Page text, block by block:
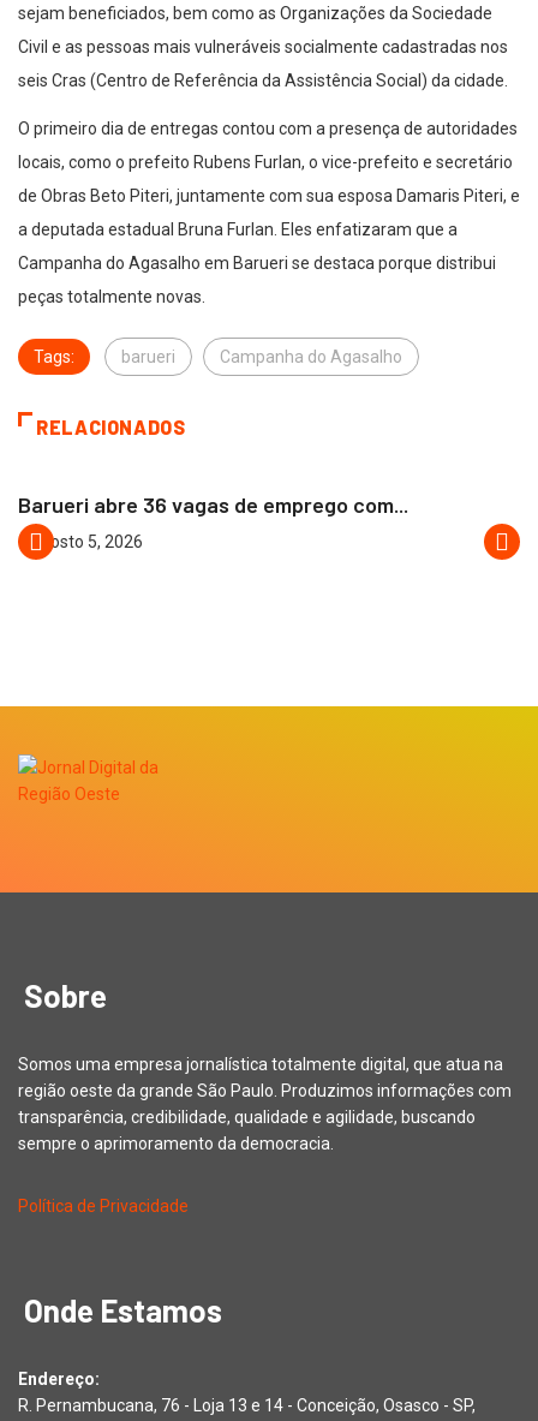
sejam beneficiados, bem como as Organizações da Sociedade
Civil e as pessoas mais vulneráveis socialmente cadastradas nos
seis Cras (Centro de Referência da Assistência Social) da cidade.
O primeiro dia de entregas contou com a presença de autoridades
locais, como o prefeito Rubens Furlan, o vice-prefeito e secretário
de Obras Beto Piteri, juntamente com sua esposa Damaris Piteri, e
a deputada estadual Bruna Furlan. Eles enfatizaram que a
Campanha do Agasalho em Barueri se destaca porque distribui
peças totalmente novas.
Tags: barueri Campanha do Agasalho
RELACIONADOS
Barueri abre 36 vagas de emprego com...
agosto 5, 2026
Sobre
Somos uma empresa jornalística totalmente digital, que atua na
região oeste da grande São Paulo. Produzimos informações com
transparência, credibilidade, qualidade e agilidade, buscando
sempre o aprimoramento da democracia.
Política de Privacidade
Onde Estamos
Endereço:
R. Pernambucana, 76 - Loja 13 e 14 - Conceição, Osasco - SP,